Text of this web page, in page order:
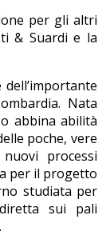
per gli altri
& Suardi e la
Nata
abbina abilità
poche, vere
processi
per il progetto
studiata per
diretta sui pali